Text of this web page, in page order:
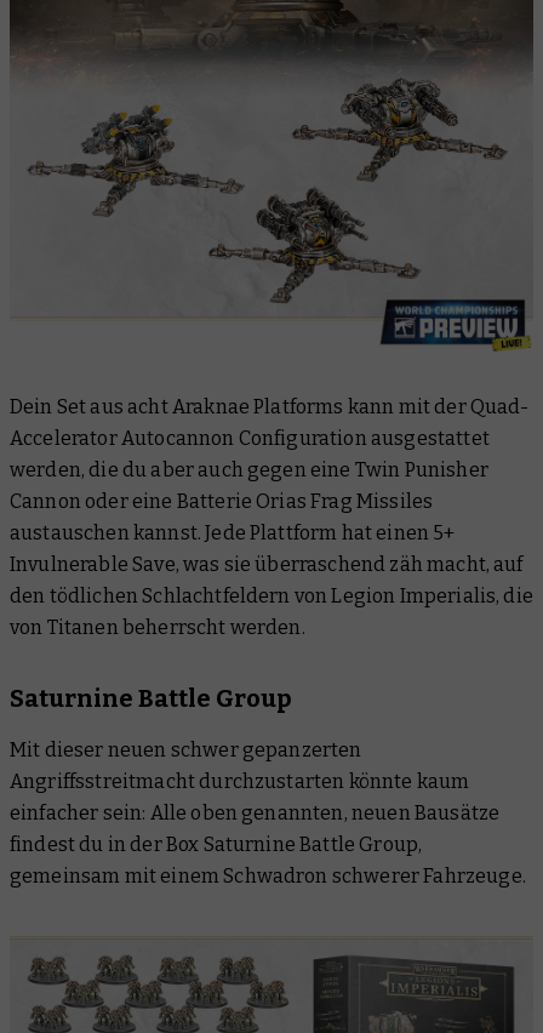
Dein Set aus acht Araknae Platforms kann mit der Quad-
Accelerator Autocannon Configuration ausgestattet
werden, die du aber auch gegen eine Twin Punisher
Cannon oder eine Batterie Orias Frag Missiles
austauschen kannst. Jede Plattform hat einen 5+
Invulnerable Save, was sie überraschend zäh macht, auf
den tödlichen Schlachtfeldern von Legion Imperialis, die
von Titanen beherrscht werden.
Saturnine Battle Group
Mit dieser neuen schwer gepanzerten
Angriffsstreitmacht durchzustarten könnte kaum
einfacher sein: Alle oben genannten, neuen Bausätze
findest du in der Box Saturnine Battle Group,
gemeinsam mit einem Schwadron schwerer Fahrzeuge.